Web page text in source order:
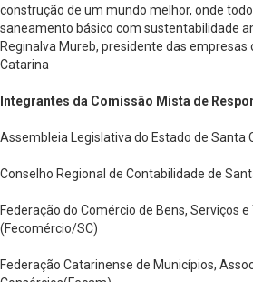
construção de um mundo melhor, onde
saneamento básico com sustentabilidade
Reginalva Mureb, presidente das empresas
Catarina
Integrantes da Comissão Mista de
Assembleia Legislativa do Estado de Santa
Conselho Regional de Contabilidade de
Federação do Comércio de Bens, Serviços
(Fecomércio/SC)
Federação Catarinense de Municípios,